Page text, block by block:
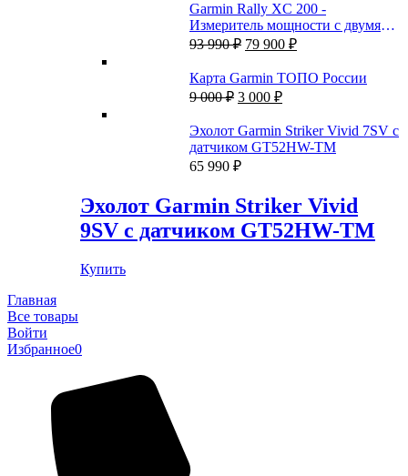
Garmin Rally XC 200 -
Измеритель мощности с двумя
датчиками
93 990₽ Первоначальная
составляла
93
990 ₽.
79 900 ₽Текущая
79
Карта Garmin ТОПО России
9 000₽ Первоначальная
составляла
9
000 ₽.
3 000 ₽Текущая
3
000 ₽.
Эхолот Garmin Striker Vivid 7SV с
датчиком GT52HW-TM
65 990 ₽
Эхолот Garmin Striker Vivid
9SV с датчиком GT52HW-TM
Купить
Главная
Все товары
Войти
Избранное0